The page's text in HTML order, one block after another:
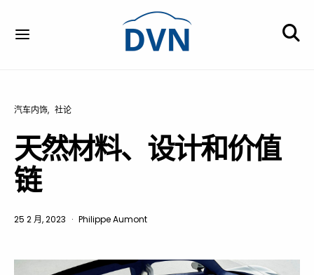
汽车内饰 社论
天然材料、设计和价值
链
25 2 月, 2023 Philippe Aumont